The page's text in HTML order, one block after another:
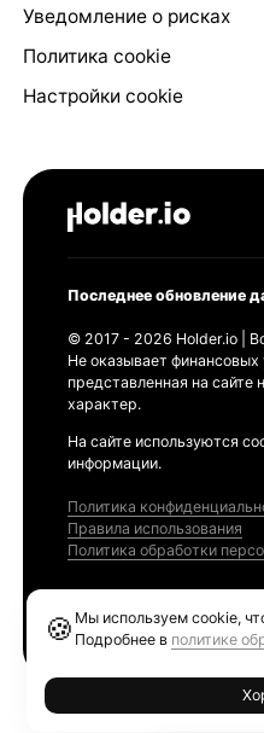
Уведомление о рисках
Политика cookie
Настройки cookie
Последнее обновление
© 2017 - 2026 Holder.io |
Не оказывает
представленная на сайте
характер.
На сайте используются
информации.
Политика
Правила использования
Политика обработки
🍪 Мы используем cookie,
Подробнее в политике
Ethereum GAS Tracker